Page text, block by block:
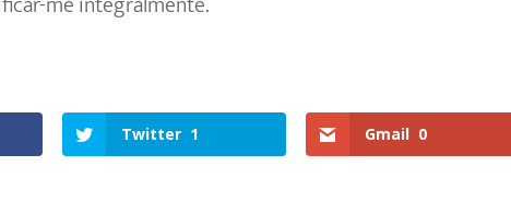
Twitter 1 Gmail 0